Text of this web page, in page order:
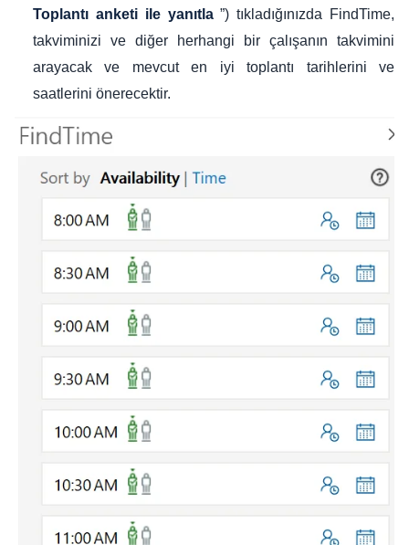
Toplantı anketi ile yanıtla”) tıkladığınızda FindTime,
takviminizi ve diğer herhangi bir çalışanın takvimini
arayacak ve mevcut en iyi toplantı tarihlerini ve
saatlerini önerecektir.